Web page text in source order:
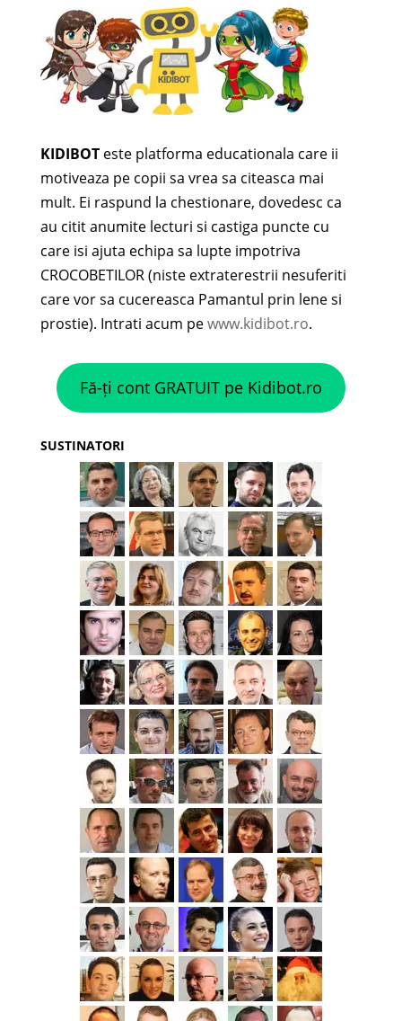
KIDIBOTeste platforma educationala care ii
motiveaza pe copii sa vrea sa citeasca mai
mult. Ei raspund la chestionare, dovedesc ca
au citit anumite lecturi si castiga puncte cu
care isi ajuta echipa sa lupte impotriva
CROCOBETILOR (niste extraterestrii nesuferiti
care vor sa cucereasca Pamantul prin lene si
prostie). Intrati acum pewww.kidibot.ro.
Fă-ți cont GRATUIT pe Kidibot.ro
SUSTINATORI